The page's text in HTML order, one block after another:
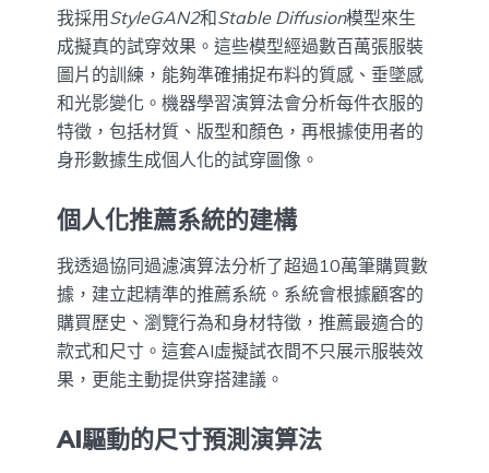
我採用StyleGAN2和Stable Diffusion模型來生
成擬真的試穿效果。這些模型經過數百萬張服裝
圖片的訓練，能夠準確捕捉布料的質感、垂墜感
和光影變化。機器學習演算法會分析每件衣服的
特徵，包括材質、版型和顏色，再根據使用者的
身形數據生成個人化的試穿圖像。
個人化推薦系統的建構
我透過協同過濾演算法分析了超過10萬筆購買數
據，建立起精準的推薦系統。系統會根據顧客的
購買歷史、瀏覽行為和身材特徵，推薦最適合的
款式和尺寸。這套AI虛擬試衣間不只展示服裝效
果，更能主動提供穿搭建議。
AI驅動的尺寸預測演算法